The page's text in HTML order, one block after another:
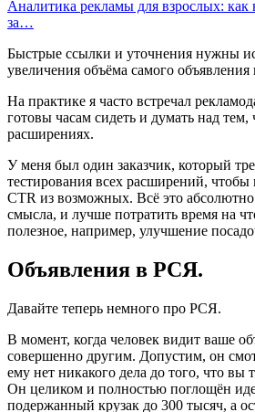
Аналитика рекламы для взрослых: как
за…
Быстрые ссылки и уточнения нужны
увеличения объёма самого
На практике я часто встречал
готовы часам сидеть и думать над тем,
расширениях.
У меня был один заказчик, который
тестирования всех расширений,
CTR из возможных. Всё это
смысла, и лучше потратить время на
полезное, например, улучшение
Объявления в РСЯ.
Давайте теперь немного про РСЯ.
В момент, когда человек видит ваше
совершенно другим. Допустим, он
ему нет никакого дела до того, что вы
Он целиком и полностью поглощён
подержанный крузак до 300 тысяч, а